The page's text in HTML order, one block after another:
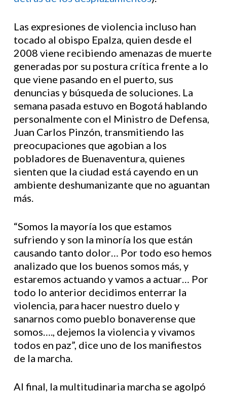
Las expresiones de violencia incluso han
tocado al obispo Epalza, quien desde el
2008 viene recibiendo amenazas de muerte
generadas por su postura crítica frente a lo
que viene pasando en el puerto, sus
denuncias y búsqueda de soluciones. La
semana pasada estuvo en Bogotá hablando
personalmente con el Ministro de Defensa,
Juan Carlos Pinzón, transmitiendo las
preocupaciones que agobian a los
pobladores de Buenaventura, quienes
sienten que la ciudad está cayendo en un
ambiente deshumanizante que no aguantan
más.
“Somos la mayoría los que estamos
sufriendo y son la minoría los que están
causando tanto dolor… Por todo eso hemos
analizado que los buenos somos más, y
estaremos actuando y vamos a actuar… Por
todo lo anterior decidimos enterrar la
violencia, para hacer nuestro duelo y
sanarnos como pueblo bonaverense que
somos…., dejemos la violencia y vivamos
todos en paz”, dice uno de los manifiestos
de la marcha.
Al final, la multitudinaria marcha se agolpó